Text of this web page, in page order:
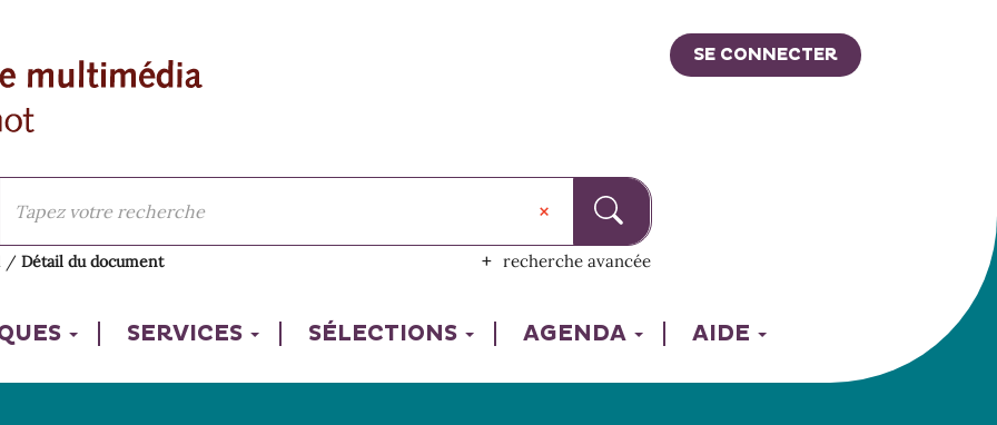
SE CONNECTER
recherche avancée
/Détail du document
SERVICES SÉLECTIONS AGENDA AIDE